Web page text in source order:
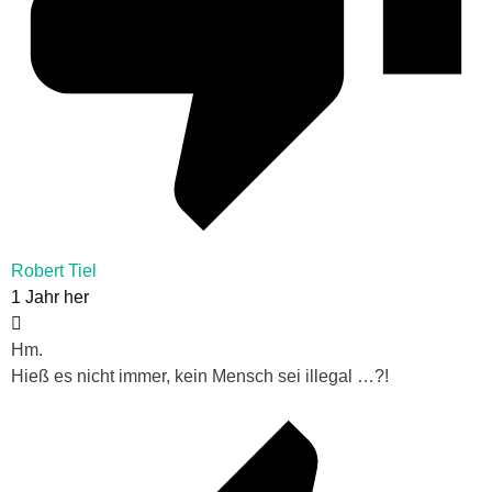
Robert Tiel
1 Jahr her
Hm.
Hieß es nicht immer, kein Mensch sei illegal …?!